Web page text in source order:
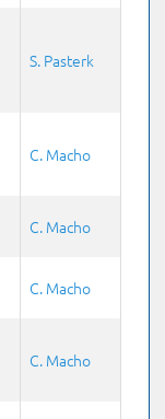
S. Pasterk
C. Macho
C. Macho
C. Macho
C. Macho